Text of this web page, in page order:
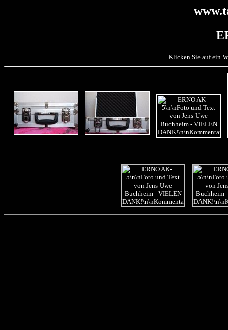
Klicken Sie auf ein